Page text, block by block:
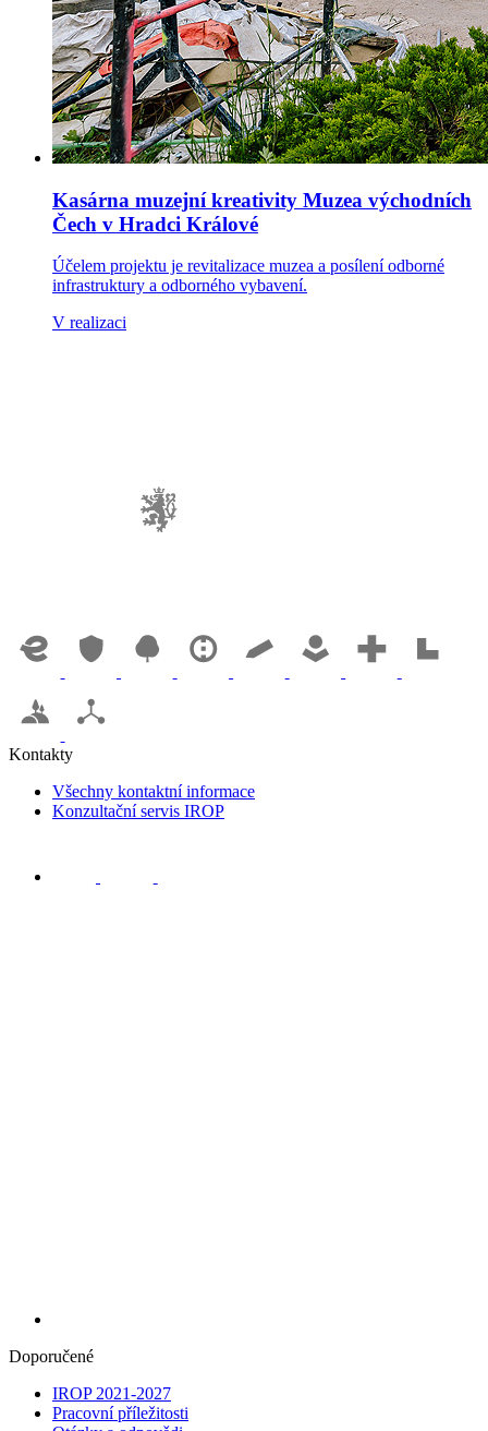
Kasárna muzejní kreativity Muzea východních
Čech v Hradci Králové
Účelem projektu je revitalizace muzea a posílení odborné
infrastruktury a odborného vybavení.
V realizaci
Kontakty
Všechny kontaktní informace
Konzultační servis IROP
Doporučené
IROP 2021-2027
Pracovní příležitosti